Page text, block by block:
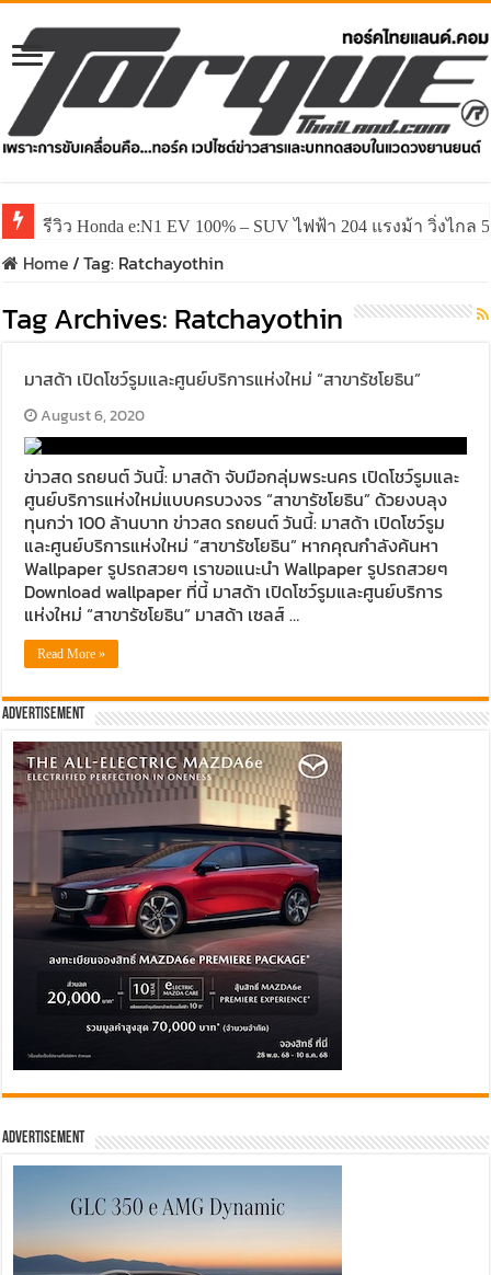
รีวิว Honda e:N1 EV 100% – SUV ไฟฟ้า 204 แรงม้า วิ่งไกล
Home/Tag: Ratchayothin
Tag Archives: Ratchayothin
มาสด้า เปิดโชว์รูมและศูนย์บริการแห่งใหม่ “สาขารัชโยธิน”
August 6, 2020
ข่าวสด รถยนต์ วันนี้: มาสด้า จับมือกลุ่มพระนคร เปิดโชว์รูมและ
ศูนย์บริการแห่งใหม่แบบครบวงจร “สาขารัชโยธิน” ด้วยงบลุง
ทุนกว่า 100 ล้านบาท ข่าวสด รถยนต์ วันนี้: มาสด้า เปิดโชว์รูม
และศูนย์บริการแห่งใหม่ “สาขารัชโยธิน” หากคุณกำลังค้นหา
Wallpaper รูปรถสวยๆ เราขอแนะนำ Wallpaper รูปรถสวยๆ
Download wallpaper ที่นี้ มาสด้า เปิดโชว์รูมและศูนย์บริการ
แห่งใหม่ “สาขารัชโยธิน” มาสด้า เซลส์ …
Read More »
Advertisement
Advertisement